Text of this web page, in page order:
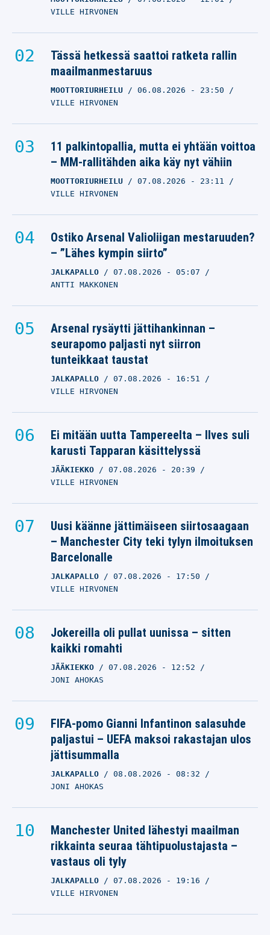
VILLE HIRVONEN
Tässä hetkessä saattoi ratketa rallin
maailmanmestaruus
MOOTTORIURHEILU 06.08.2026 - 23:50
VILLE HIRVONEN
11 palkintopallia, mutta ei yhtään voittoa
– MM-rallitähden aika käy nyt vähiin
MOOTTORIURHEILU 07.08.2026 - 23:11
VILLE HIRVONEN
Ostiko Arsenal Valioliigan mestaruuden?
– ”Lähes kympin siirto”
JALKAPALLO 07.08.2026 - 05:07
ANTTI MAKKONEN
Arsenal rysäytti jättihankinnan –
seurapomo paljasti nyt siirron
tunteikkaat taustat
JALKAPALLO 07.08.2026 - 16:51
VILLE HIRVONEN
Ei mitään uutta Tampereelta – Ilves suli
karusti Tapparan käsittelyssä
JÄÄKIEKKO 07.08.2026 - 20:39
VILLE HIRVONEN
Uusi käänne jättimäiseen siirtosaagaan
– Manchester City teki tylyn ilmoituksen
Barcelonalle
JALKAPALLO 07.08.2026 - 17:50
VILLE HIRVONEN
Jokereilla oli pullat uunissa – sitten
kaikki romahti
JÄÄKIEKKO 07.08.2026 - 12:52
JONI AHOKAS
FIFA-pomo Gianni Infantinon salasuhde
paljastui – UEFA maksoi rakastajan ulos
jättisummalla
JALKAPALLO 08.08.2026 - 08:32
JONI AHOKAS
Manchester United lähestyi maailman
rikkainta seuraa tähtipuolustajasta –
vastaus oli tyly
JALKAPALLO 07.08.2026 - 19:16
VILLE HIRVONEN